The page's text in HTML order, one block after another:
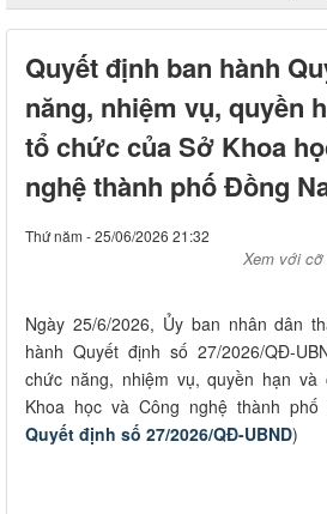
Quyết định ban hành
năng, nhiệm vụ, quyền
tổ chức của Sở Khoa
nghệ thành phố Đồng
Thứ năm - 25/06/2026 21:32
Xem với
Ngày 25/6/2026, Ủy ban nhân dân
hành Quyết định số 27/2026/QĐ-
chức năng, nhiệm vụ, quyền hạn
Khoa học và Công nghệ thành
Quyết định số 27/2026/QĐ-UBND)